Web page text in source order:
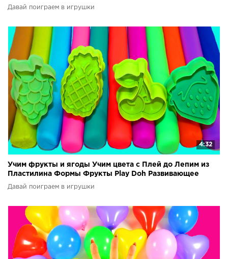
детей
Давай поиграем в игрушки
4:32
Учим фрукты и ягоды Учим цвета с Плей до Лепим из
Пластилина Формы Фрукты Play Doh Развивающее
видео
Давай поиграем в игрушки